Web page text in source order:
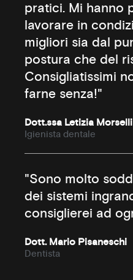
pratici. Mi hanno
lavorare in
migliori sia dal
postura che del
Consigliatissimi
farne senza!"
Dott.ssa Letizia Morselli
Igienista dentale
"Sono molto
dei sistemi
consiglierei ad
Dott. Mario Pisaneschi
Dentista